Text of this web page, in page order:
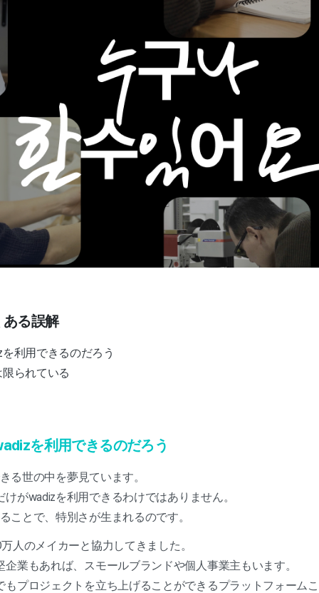
る誤解
利用できるのだろう
られている
を利用できるのだろう
る世の中を夢見ています。
がwadizを利用できるわけではありません。
ことで、特別さが生まれるのです。
人のメイカーと協力してきました。
業もあれば、スモールブランドや個人事業主もいます。
もプロジェクトを立ち上げることができるプラットフォーム